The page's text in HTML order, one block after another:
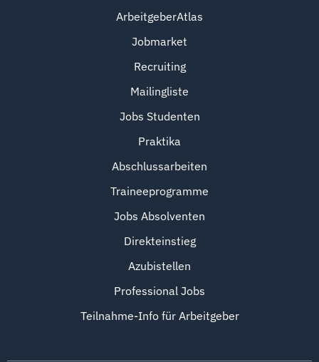
ArbeitgeberAtlas
Jobmarket
Recruiting
Mailingliste
Jobs Studenten
Praktika
Abschlussarbeiten
Traineeprogramme
Jobs Absolventen
Direkteinstieg
Azubistellen
Professional Jobs
Teilnahme-Info für Arbeitgeber